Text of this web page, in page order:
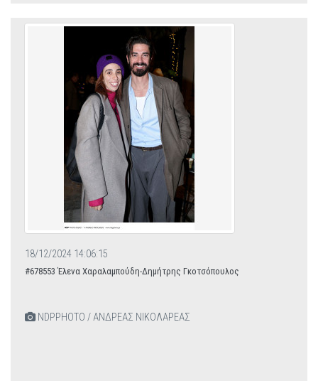
18/12/2024 14:06:15
#678553 Έλενα Χαραλαμπούδη-Δημήτρης Γκοτσόπουλος
NDPPHOTO / ΑΝΔΡΕΑΣ ΝΙΚΟΛΑΡΕΑΣ